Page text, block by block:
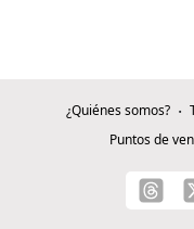
¿Quiénes somos?
Puntos de